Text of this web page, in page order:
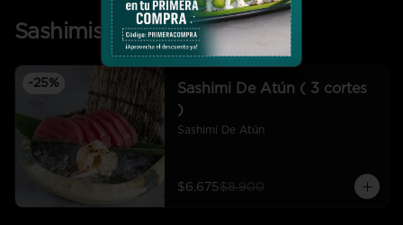
Sashimis
-25%
Sashimi De Atún ( 3 cortes
)
Sashimi De Atún
$6.675$8.900